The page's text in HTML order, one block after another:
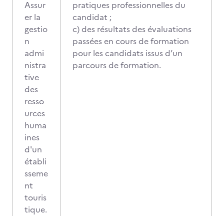
Assur
er la
gestio
n
admi
nistra
tive
des
resso
urces
huma
ines
d'un
établi
sseme
nt
touris
tique.
pratiques professionnelles du
candidat ;
c) des résultats des évaluations
passées en cours de formation
pour les candidats issus d’un
parcours de formation.